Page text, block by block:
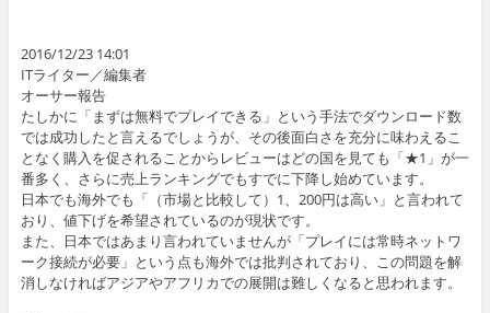
2016/12/23 14:01
ITライター／編集者
オーサー報告
たしかに「まずは無料でプレイできる」という手法でダウンロード数
では成功したと言えるでしょうが、その後面白さを充分に味わえるこ
となく購入を促されることからレビューはどの国を見ても「★1」が一
番多く、さらに売上ランキングでもすでに下降し始めています。
日本でも海外でも「（市場と比較して）1、200円は高い」と言われて
おり、値下げを希望されているのが現状です。
また、日本ではあまり言われていませんが「プレイには常時ネットワ
ーク接続が必要」という点も海外では批判されており、この問題を解
消しなければアジアやアフリカでの展開は難しくなると思われます。